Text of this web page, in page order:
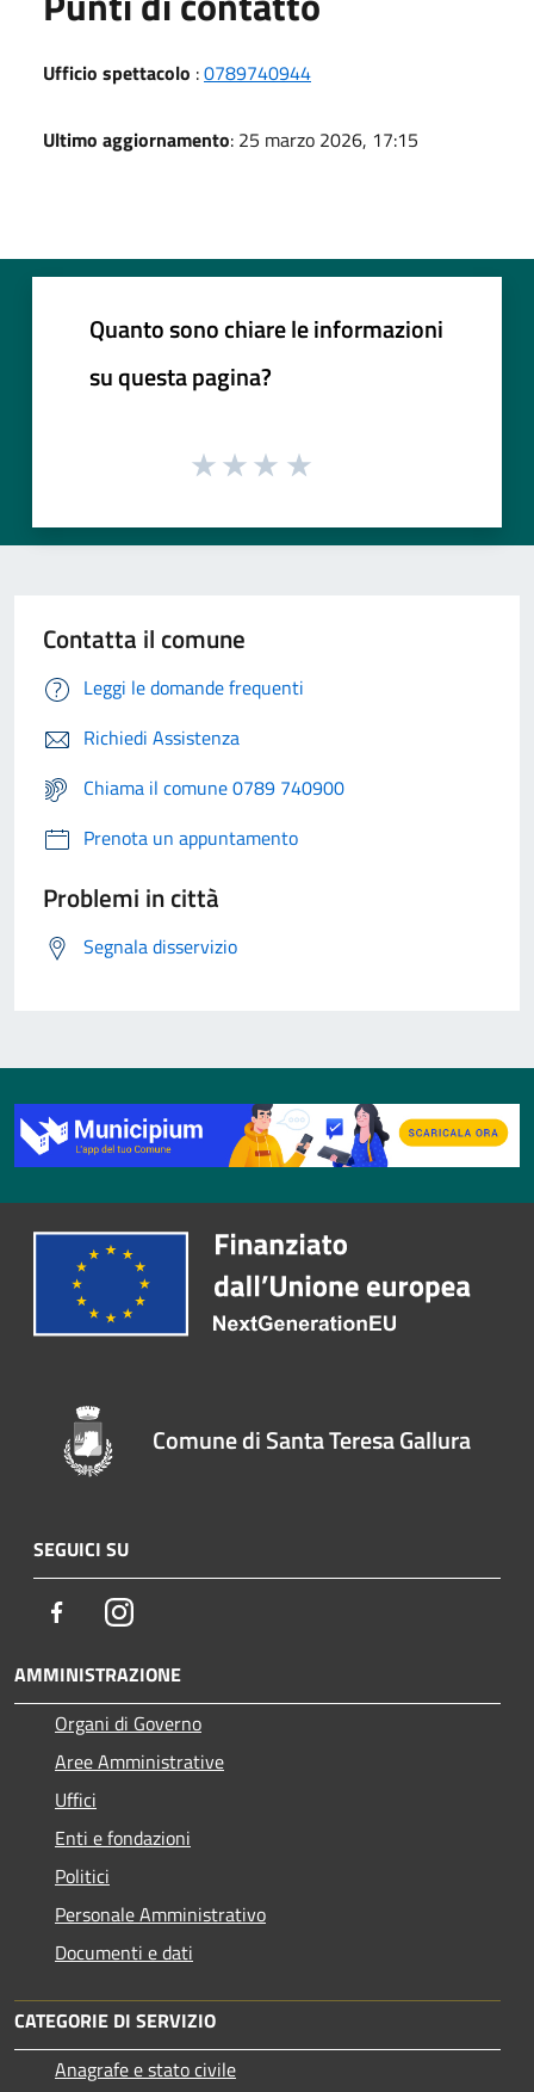
Ufficio spettacolo :0789740944
Ultimo aggiornamento: 25 marzo 2026, 17:15
Quanto sono chiare le informazioni
su questa pagina?
Contatta il comune
Leggi le domande frequenti
Richiedi Assistenza
Chiama il comune 0789 740900
Prenota un appuntamento
Problemi in città
Segnala disservizio
Comune di Santa Teresa Gallura
SEGUICI SU
FacebookInstagram
AMMINISTRAZIONE
Organi di Governo
Aree Amministrative
Uffici
Enti e fondazioni
Politici
Personale Amministrativo
Documenti e dati
CATEGORIE DI SERVIZIO
Anagrafe e stato civile